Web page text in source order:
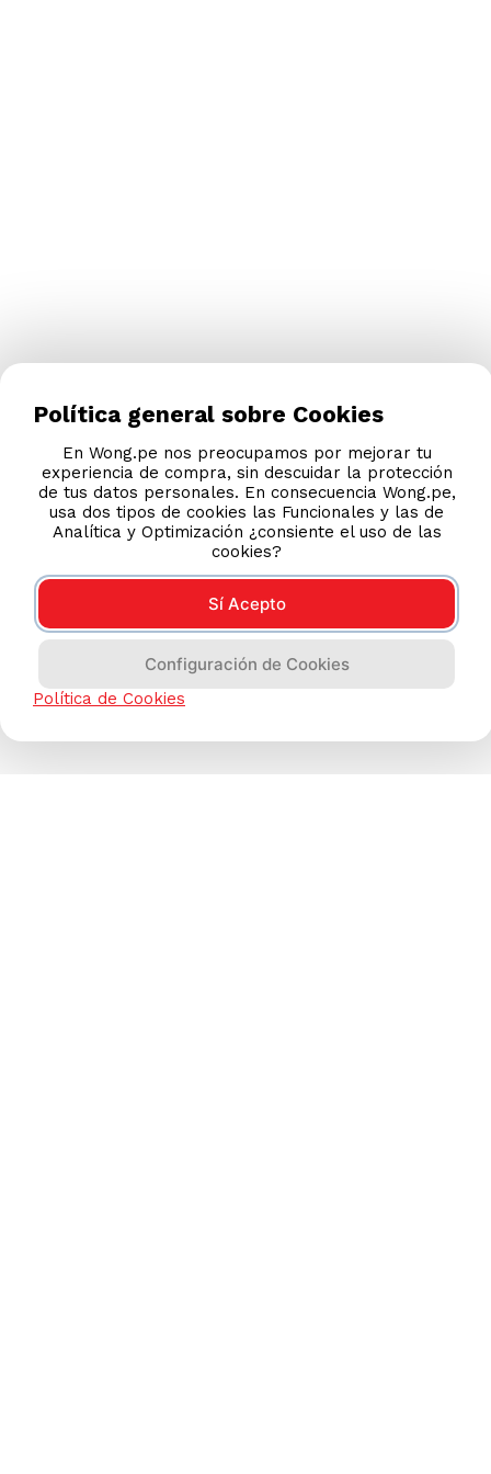
Política general sobre Cookies
En Wong.pe nos preocupamos por mejorar tu
experiencia de compra, sin descuidar la protección
de tus datos personales. En consecuencia Wong.pe,
usa dos tipos de cookies las Funcionales y las de
Analítica y Optimización ¿consiente el uso de las
cookies?
Sí Acepto
Configuración de Cookies
Política de Cookies